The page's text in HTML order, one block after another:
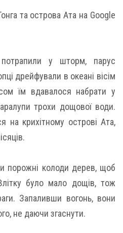
та острова Ата на Google
у шторм, парус
дрейфували в океані вісім
їм вдавалося набрати у
трохи дощової води.
крихітному острові Ата,
порожні колоди дерев, щоб
було мало дощів, тож
Запаливши вогонь, вони
не даючи згаснути.